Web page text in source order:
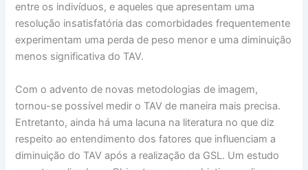
entre os indivíduos, e aqueles que apresentam uma
resolução insatisfatória das comorbidades frequentemente
experimentam uma perda de peso menor e uma diminuição
menos significativa do TAV.
Com o advento de novas metodologias de imagem,
tornou-se possível medir o TAV de maneira mais precisa.
Entretanto, ainda há uma lacuna na literatura no que diz
respeito ao entendimento dos fatores que influenciam a
diminuição do TAV após a realização da GSL. Um estudo